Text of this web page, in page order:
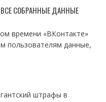
СОБРАННЫЕ ДАННЫЕ
времени «ВКонтакте»
пользователям данные,
штрафы в